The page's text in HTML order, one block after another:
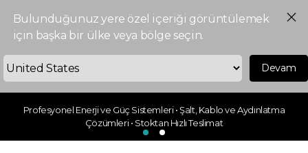
Bulunduğunuz yere özel içeriği görüntülemek
için başka bir ülke veya bölge seçin.
Devam
Profesyonel Enerji ve Güç Sistemleri • Şalt, Kablo ve Aydınlatma
Çözümleri • Stoktan Hızlı Teslimat